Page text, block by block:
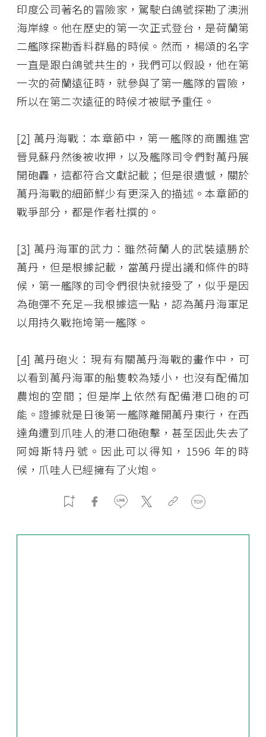
印度公司著名的冒險家，駕駛白鴿號探勘了澳洲
海岸線。他在歷史的第一次正式登台，是荷蘭第
二艦隊探勘香料群島的時候。然而，楊頌的名字
一直是跟白鴿號共生的，我們可以假設，他在第
一次的荷蘭遠征時，就參與了第一艦隊的冒險，
所以在第二次遠征的時候才被賦予重任。
[2] 萬丹海戰：本章節中，第一艦隊的商團進宮
晉見蘇丹然後被收押，以及艦隊司令們對萬丹展
開砲轟，這都符合文獻記載；但是很遺憾，關於
萬丹海戰的細節鮮少有更深入的描述。本章節的
戰爭部分，都是作者杜撰的。
[3] 萬丹海軍的武力：雖然荷蘭人的武裝遠勝於
萬丹，但是根據記載，當萬丹提出議和條件的時
候，第一艦隊的司令們很快就接受了，似乎是因
為砲彈不充足—我根據這一點，認為萬丹海軍足
以用持久戰拖垮第一艦隊。
[4] 萬丹砲火：現有有關萬丹海戰的畫作中，可
以看到萬丹海軍的船隻較為矮小，也沒有配備加
農炮的空間；但是岸上依然有配備港口砲的可
能。證據就是日後第一艦隊離開萬丹東行，在西
達角遭到爪哇人的港口砲砲擊，甚至因此失去了
阿姆斯特丹號。因此可以得知，1596 年的時
候，爪哇人已經擁有了火炮。